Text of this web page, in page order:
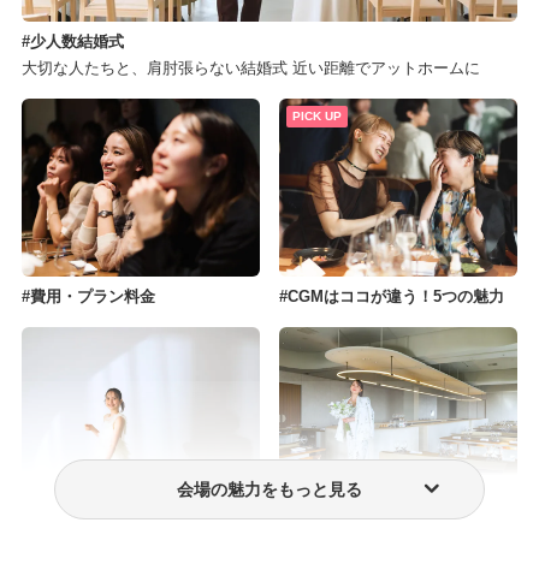
少人数結婚式
大切な人たちと、肩肘張らない結婚式 近い距離でアットホームに
費用・プラン料金 CGMはココが違う！5つの魅力
PICK UP
会場の魅力をもっと見る